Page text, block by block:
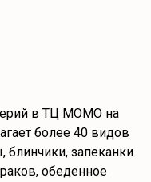
в ТЦ МОМО на
более 40 видов
блинчики, запеканки
обеденное